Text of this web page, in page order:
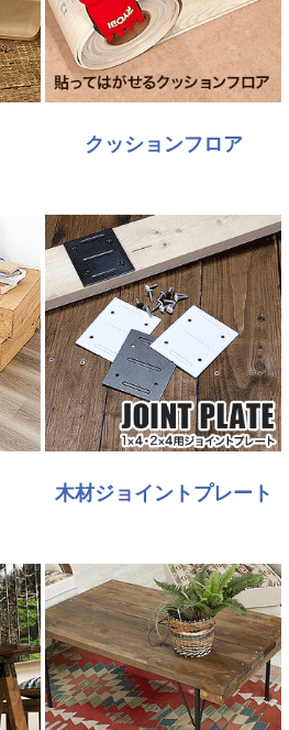
クッションフロア
木材ジョイントプレート